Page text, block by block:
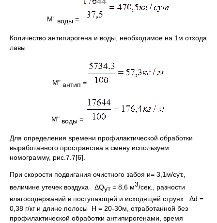
M΄ воды=
Количество антипирогена и воды, необходимое на 1м отхода
лавы
M" антип =
M" воды=
Для определения времени профилактической обработки
выработанного пространства в смену используем
номограмму, рис.7.7[6].
При скорости подвигания очистного забоя и= 3,1м/сут.,
величине утечек воздуха ΔQут= 8,6 м3/сек., разности
влагосодержаний в поступающей и исходящей струях Δd =
0,38 г/кг и длине полосы Н = 20-30м, отработанной без
профилактической обработки антипирогенами, время